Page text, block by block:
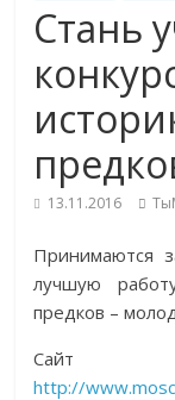
Стань
13.11.2016
Принимаются
лучшую
предков –
http://